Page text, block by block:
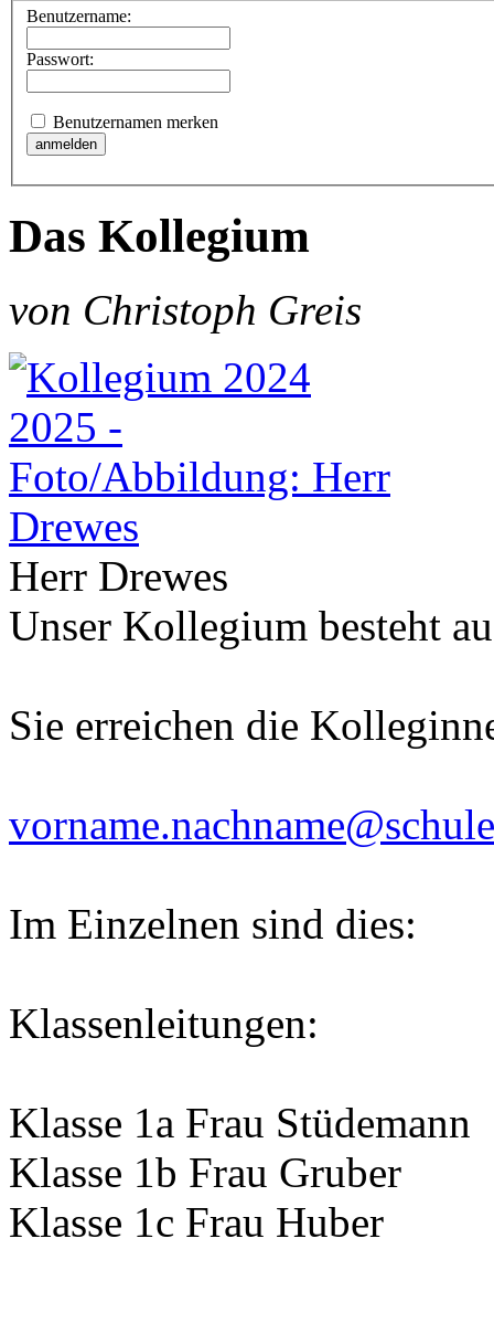
Benutzername:
Passwort:
Benutzernamen merken
Das Kollegium
von Christoph Greis
Herr Drewes
Unser Kollegium besteht
Sie erreichen die
Im Einzelnen sind dies:
Klassenleitungen:
Klasse 1a Frau Stüdemann
Klasse 1b Frau Gruber
Klasse 1c Frau Huber